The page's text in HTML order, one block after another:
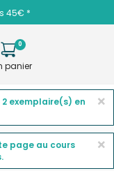
45€ *
0
panier
×
exemplaire(s) en
×
page au cours